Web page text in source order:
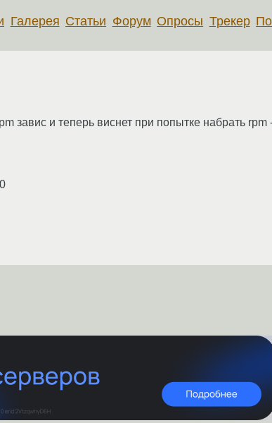
Галерея Статьи Форум Опросы Трекер
завис и теперь виснет при попытке набрать